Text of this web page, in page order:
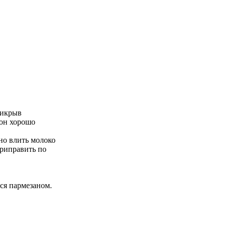
хорошо
влить молоко
по
пармезаном.